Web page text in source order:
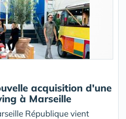
acquisition d'une
à Marseille
République vient